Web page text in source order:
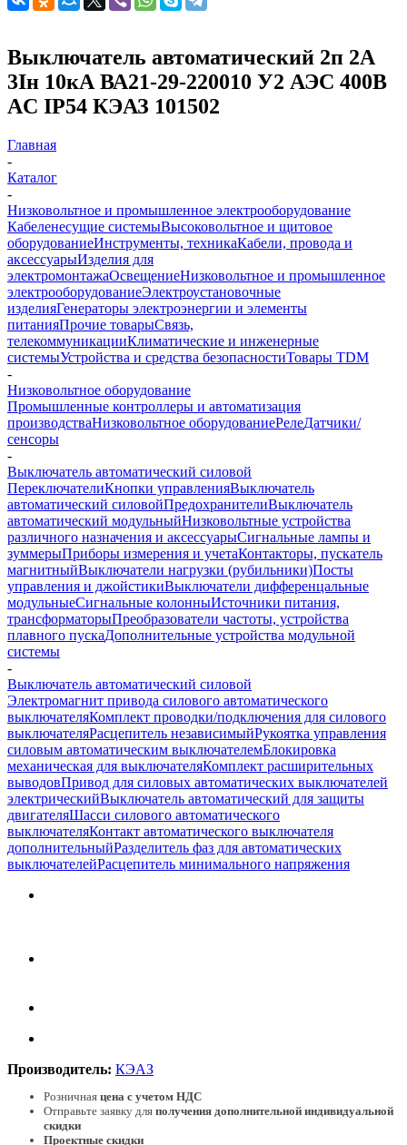
Выключатель автоматический 2п 2А
3Iн 10кА ВА21-29-220010 У2 АЭС 400В
AC IP54 КЭАЗ 101502
Главная
-
Каталог
-
Низковольтное и промышленное электрооборудование
Кабеленесущие системыВысоковольтное и щитовое
оборудованиеИнструменты, техникаКабели, провода и
аксессуарыИзделия для
электромонтажаОсвещениеНизковольтное и промышленное
электрооборудованиеЭлектроустановочные
изделияГенераторы электроэнергии и элементы
питанияПрочие товарыСвязь,
телекоммуникацииКлиматические и инженерные
системыУстройства и средства безопасностиТовары TDM
-
Низковольтное оборудование
Промышленные контроллеры и автоматизация
производстваНизковольтное оборудованиеРелеДатчики/
сенсоры
-
Выключатель автоматический силовой
ПереключателиКнопки управленияВыключатель
автоматический силовойПредохранителиВыключатель
автоматический модульныйНизковольтные устройства
различного назначения и аксессуарыСигнальные лампы и
зуммерыПриборы измерения и учетаКонтакторы, пускатель
магнитныйВыключатели нагрузки (рубильники)Посты
управления и джойстикиВыключатели дифференцальные
модульныеСигнальные колонныИсточники питания,
трансформаторыПреобразователи частоты, устройства
плавного пускаДополнительные устройства модульной
системы
-
Выключатель автоматический силовой
Электромагнит привода силового автоматического
выключателяКомплект проводки/подключения для силового
выключателяРасцепитель независимыйРукоятка управления
силовым автоматическим выключателемБлокировка
механическая для выключателяКомплект расширительных
выводовПривод для силовых автоматических выключателей
электрическийВыключатель автоматический для защиты
двигателяШасси силового автоматического
выключателяКонтакт автоматического выключателя
дополнительныйРазделитель фаз для автоматических
выключателейРасцепитель минимального напряжения
Производитель: КЭАЗ
Розничная цена с учетом НДС
Отправьте заявку для получения дополнительной индивидуальной
скидки
Проектные скидки